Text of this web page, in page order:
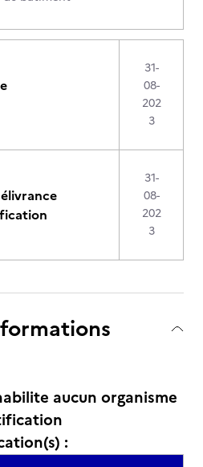
31-
08-
202
3
31-
08-
202
3
aucun organisme
: